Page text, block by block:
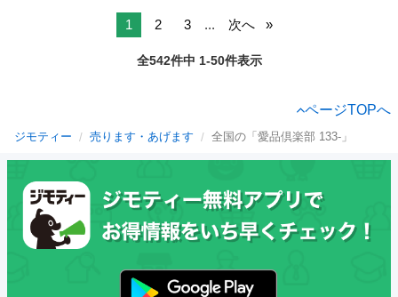
1 2 3 ... 次へ
全542件中 1-50件表示
ページTOPへ
ジモティー 売ります・あげます 全国の「愛品倶楽部 133-」